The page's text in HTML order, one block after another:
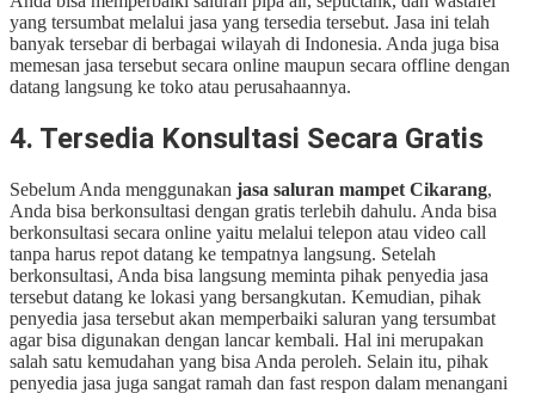
yang tersumbat melalui jasa yang tersedia tersebut. Jasa ini telah
banyak tersebar di berbagai wilayah di Indonesia. Anda juga bisa
memesan jasa tersebut secara online maupun secara offline dengan
datang langsung ke toko atau perusahaannya.
4. Tersedia Konsultasi Secara Gratis
Sebelum Anda menggunakan jasa saluran mampet Cikarang,
Anda bisa berkonsultasi dengan gratis terlebih dahulu. Anda bisa
berkonsultasi secara online yaitu melalui telepon atau video call
tanpa harus repot datang ke tempatnya langsung. Setelah
berkonsultasi, Anda bisa langsung meminta pihak penyedia jasa
tersebut datang ke lokasi yang bersangkutan. Kemudian, pihak
penyedia jasa tersebut akan memperbaiki saluran yang tersumbat
agar bisa digunakan dengan lancar kembali. Hal ini merupakan
salah satu kemudahan yang bisa Anda peroleh. Selain itu, pihak
penyedia jasa juga sangat ramah dan fast respon dalam menangani